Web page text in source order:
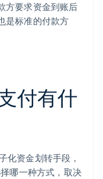
方要求资金到账后
是标准的付款方
付有什
化资金划转手段，
哪一种方式，取决